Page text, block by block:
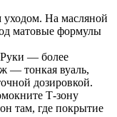
уходом. На масляной
матовые формулы
Руки — более
— тонкая вуаль,
дозировкой.
Т‑зону
там, где покрытие